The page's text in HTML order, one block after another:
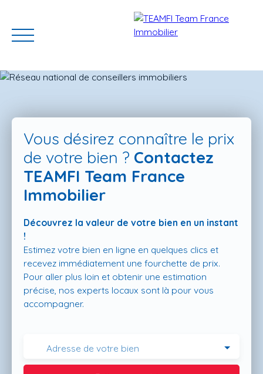
ACCUEIL ACHETER GERER VOTRE BIEN
Vous désirez connaître le prix
de votre bien ? Contactez
TEAMFI Team France
Immobilier
Découvrez la valeur de votre bien en un instant
!
Estimez votre bien en ligne en quelques clics et
recevez immédiatement une fourchette de prix.
Pour aller plus loin et obtenir une estimation
précise, nos experts locaux sont là pour vous
accompagner.
Adresse de votre bien